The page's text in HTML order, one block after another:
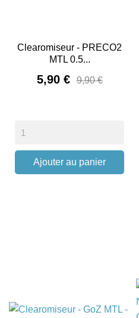
Clearomiseur - PRECO2
MTL 0.5...
Prix
5,90 € 9,90 €
Ajouter au panier